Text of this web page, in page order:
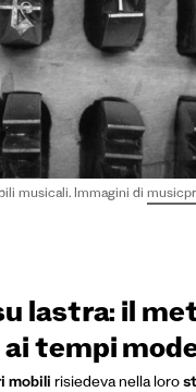
musicali. Immagini di
lastra: il
tempi
mobili risiedeva nella loro